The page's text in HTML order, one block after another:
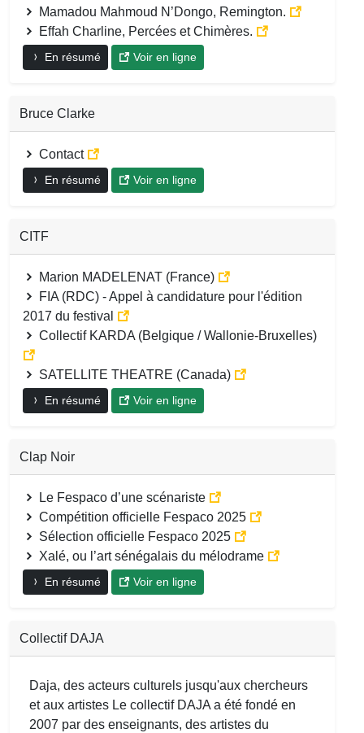
Mamadou Mahmoud N’Dongo, Remington.
Effah Charline, Percées et Chimères.
En résumé Voir en ligne
Bruce Clarke
Contact
En résumé Voir en ligne
CITF
Marion MADELENAT (France)
FIA (RDC) - Appel à candidature pour l'édition
2017 du festival
Collectif KARDA (Belgique / Wallonie-Bruxelles)
SATELLITE THEATRE (Canada)
En résumé Voir en ligne
Clap Noir
Le Fespaco d’une scénariste
Compétition officielle Fespaco 2025
Sélection officielle Fespaco 2025
Xalé, ou l’art sénégalais du mélodrame
En résumé Voir en ligne
Collectif DAJA
Daja, des acteurs culturels jusqu'aux chercheurs
et aux artistes Le collectif DAJA a été fondé en
2007 par des enseignants, des artistes du